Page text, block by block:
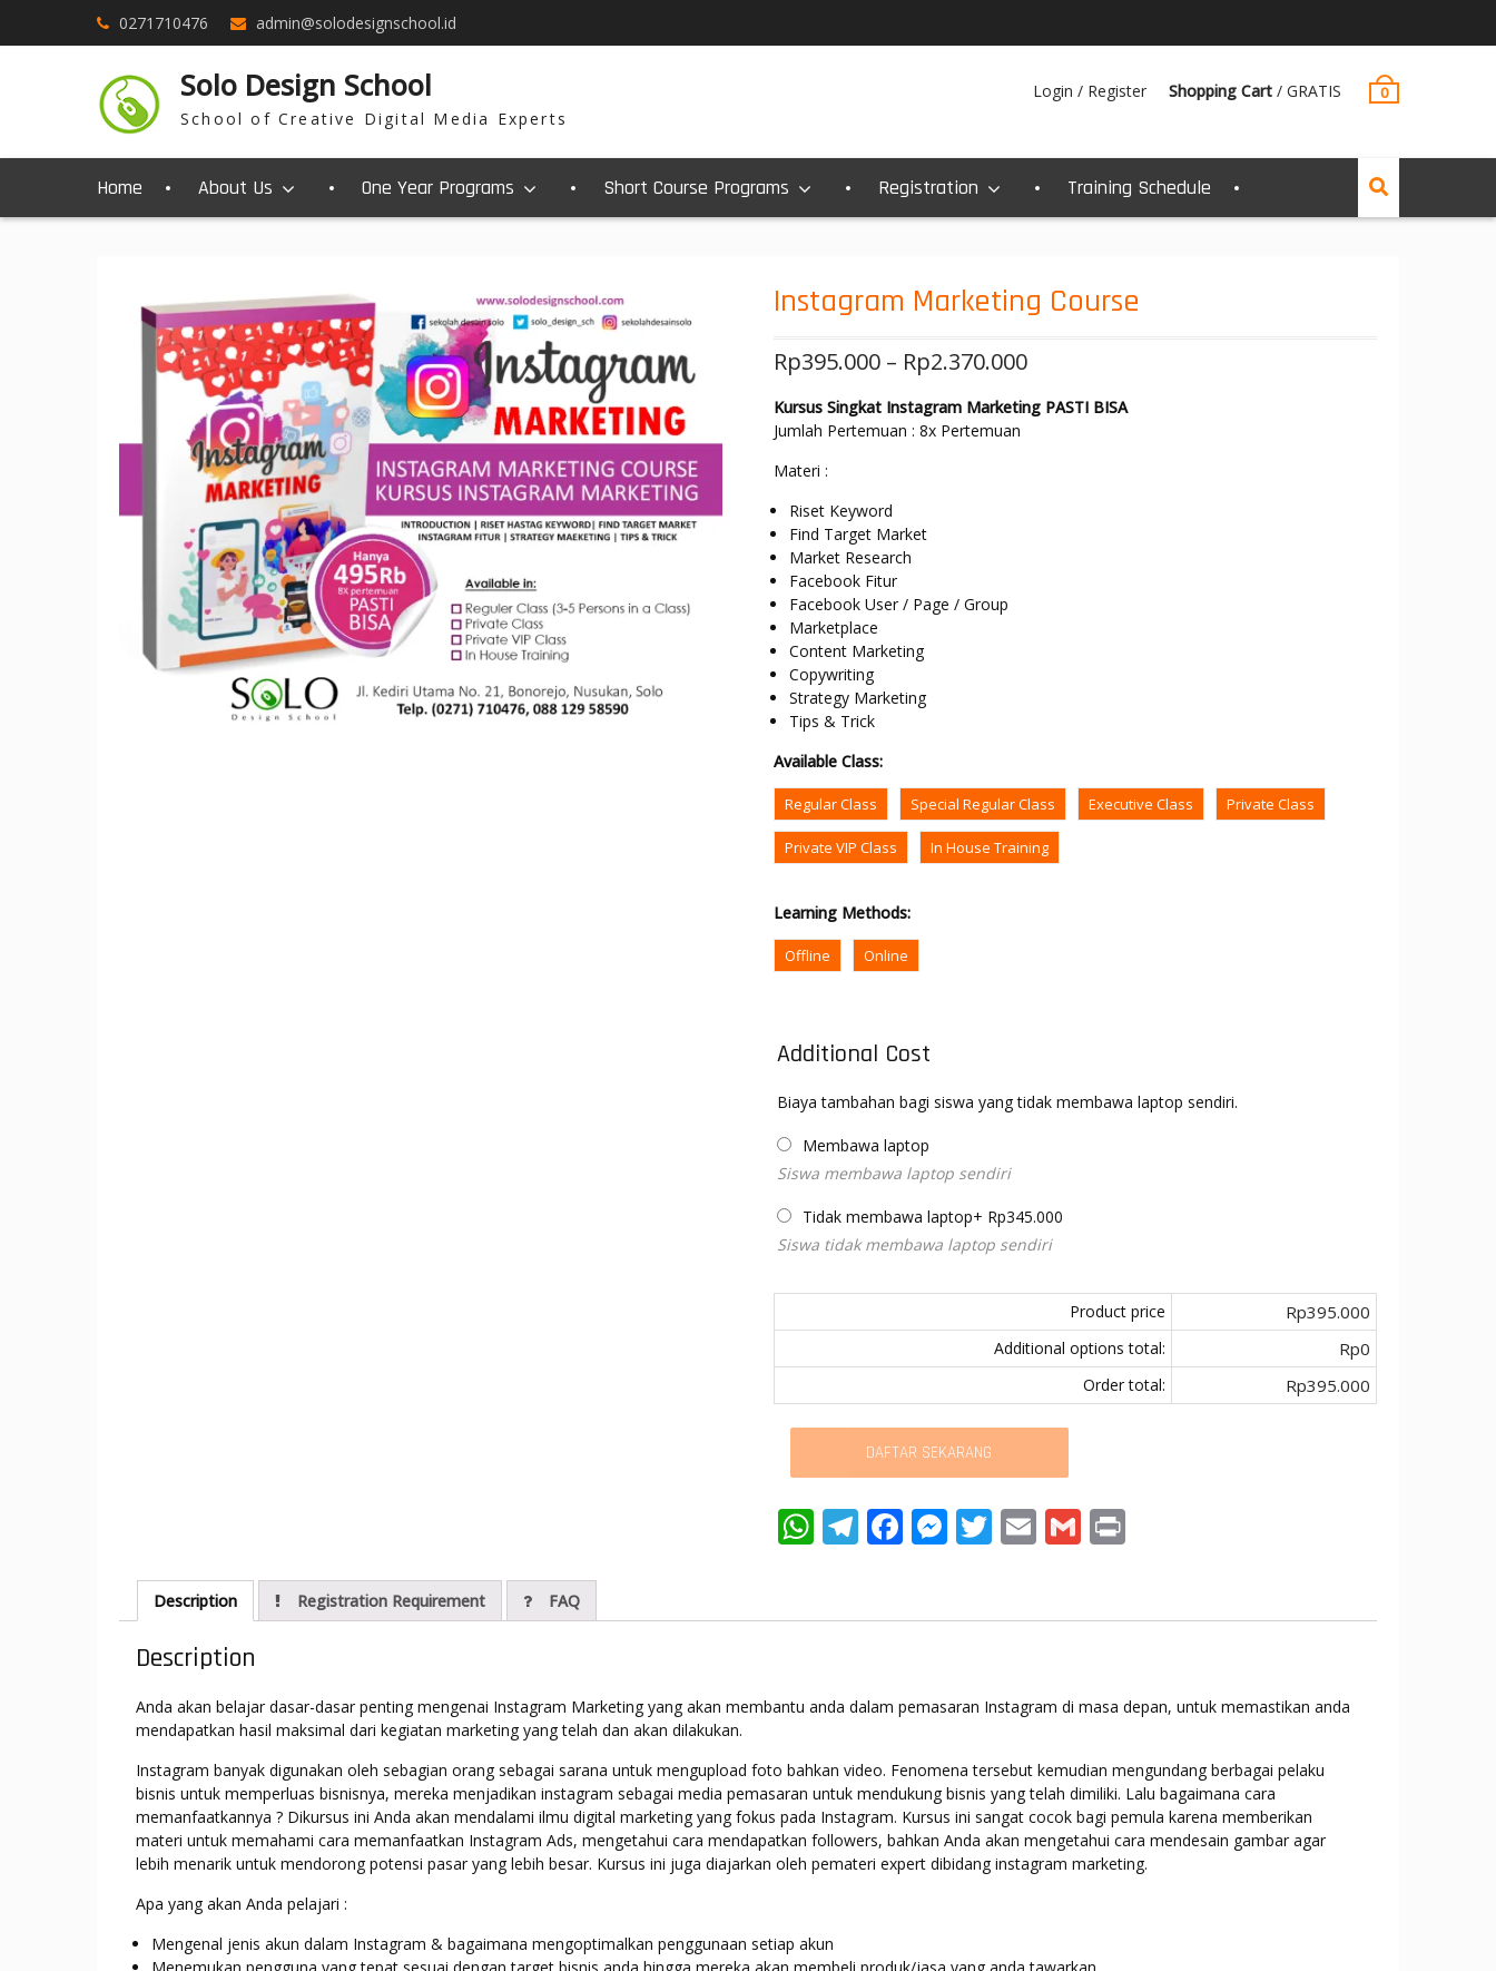
0271710476 admin@solodesignschool.id
Solo Design School
School of Creative Digital Media Experts
Login / Register Shopping Cart / GRATIS 0
Home About Us One Year Programs Short Course Programs Registration Training Schedule
Instagram Marketing Course
Rp395.000– Rp2.370.000
Kursus Singkat Instagram Marketing PASTI BISA
Jumlah Pertemuan : 8x Pertemuan
Materi :
Riset Keyword
Find Target Market
Market Research
Facebook Fitur
Facebook User / Page / Group
Marketplace
Content Marketing
Copywriting
Strategy Marketing
Tips & Trick
Available Class:
Regular Class Special Regular Class Executive Class Private Class
Private VIP Class In House Training
Learning Methods:
Offline Online
Additional Cost
Biaya tambahan bagi siswa yang tidak membawa laptop sendiri.
Membawa laptop
Siswa membawa laptop sendiri
Tidak membawa laptop+ Rp345.000
Siswa tidak membawa laptop sendiri
Product price Rp395.000
Additional options total: Rp0
Order total: Rp395.000
DAFTAR SEKARANG
W
s
p
T
gr
m
F
b
o
M
e
g
T
er
E
l
G
l
Pr
Description Registration Requirement FAQ
Description
Anda akan belajar dasar-dasar penting mengenai Instagram Marketing yang akan membantu anda dalam pemasaran Instagram di masa depan, untuk memastikan anda
mendapatkan hasil maksimal dari kegiatan marketing yang telah dan akan dilakukan.
Instagram banyak digunakan oleh sebagian orang sebagai sarana untuk mengupload foto bahkan video. Fenomena tersebut kemudian mengundang berbagai pelaku
bisnis untuk memperluas bisnisnya, mereka menjadikan instagram sebagai media pemasaran untuk mendukung bisnis yang telah dimiliki. Lalu bagaimana cara
memanfaatkannya ? Dikursus ini Anda akan mendalami ilmu digital marketing yang fokus pada Instagram. Kursus ini sangat cocok bagi pemula karena memberikan
materi untuk memahami cara memanfaatkan Instagram Ads, mengetahui cara mendapatkan followers, bahkan Anda akan mengetahui cara mendesain gambar agar
lebih menarik untuk mendorong potensi pasar yang lebih besar. Kursus ini juga diajarkan oleh pemateri expert dibidang instagram marketing.
Apa yang akan Anda pelajari :
Mengenal jenis akun dalam Instagram & bagaimana mengoptimalkan penggunaan setiap akun